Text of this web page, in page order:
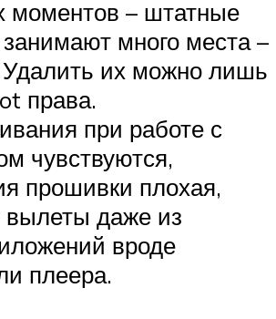
моментов – штатные
много места –
Удалить их можно лишь
права.
при работе с
чувствуются,
прошивки плохая,
вылеты даже из
вроде
плеера.